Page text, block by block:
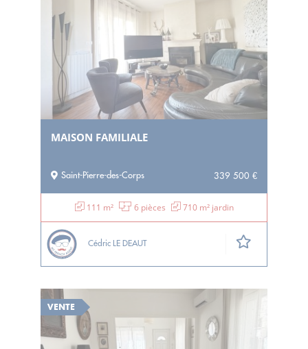
MAISON FAMILIALE
Saint-Pierre-des-Corps 339 500 €
111 m² 6 pièces 710 m² jardin
Cédric LE DEAUT
VENTE